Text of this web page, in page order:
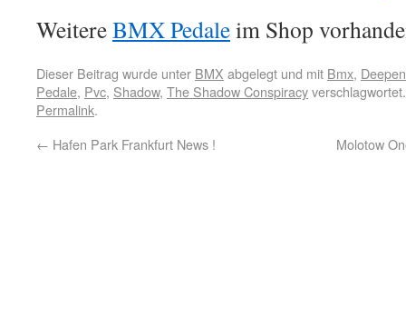
WeitereBMX Pedaleim Shop
Dieser Beitrag wurde unter BMX abgelegt und mit Bmx,
Pedale, Pvc, Shadow, The Shadow Conspiracy
Permalink.
← Hafen Park Frankfurt News ! Molotow